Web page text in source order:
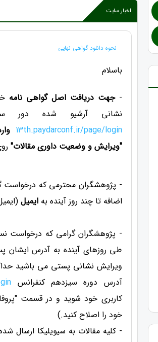
اخبار سایت
نحوه دانلود گواهی نهایی
باسلام
-جهت دریافت اصل گواهی نامه
نشانی آرشیو شده دور
13th.paydarconf.ir/page/login
"ویرایش و وضعیت داوری مقالات"
- پژوهشگران محترمی که درخواست
اضافه تا چند روز آینده بهایمیل
- پژوهشگران گرامی که درخواست
طی روزهای آینده به آدرس
آدرس دوره سیزدهم کنفرانس
کاربری خود شوید و در قسمت
خود را اصلاح کنید.)